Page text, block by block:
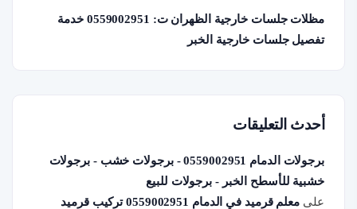
مظلات جلسات خارجية الظهران ت: 0559002951 خدمة
تفصيل جلسات خارجية الخبر
أحدث التعليقات
برجولات الدمام 0559002951 - برجولات خشب - برجولات
خشبية للأسطح الخبر - برجولات للبيع
على
معلم قرميد في الدمام 0559002951 تركيب قرميد